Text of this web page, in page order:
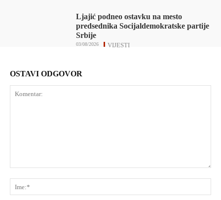
Ljajić podneo ostavku na mesto
predsednika Socijaldemokratske partije
Srbije
VIJESTI
03/08/2026
OSTAVI ODGOVOR